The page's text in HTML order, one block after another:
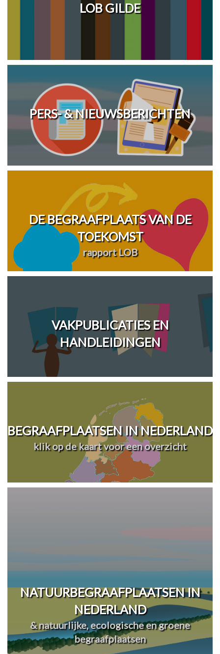
LOB GILDE
PERS- & NIEUWSBERICHTEN
DE BEGRAAFPLAATS VAN DE
TOEKOMST
rapport LOB
VAKPUBLICATIES EN
HANDLEIDINGEN
BEGRAAFPLAATSEN IN NEDERLAND
klik op de kaart voor een overzicht
NATUURBEGRAAFPLAATSEN IN
NEDERLAND
& natuurlijke, ecologische en groene
begraafplaatsen